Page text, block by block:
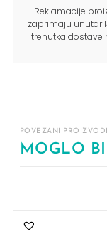
Reklamacije
zaprimaju unutar
trenutka dostave
POVEZANI PROIZVODI
MOGLO